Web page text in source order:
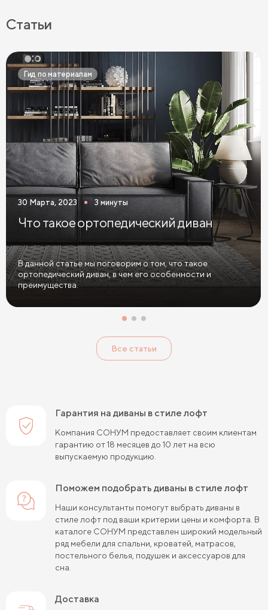
Фиолетовые диваны Оранжевые диваны
Желтые диваны Красные диваны
Диваны шириной 110 см Раскладные диваны
Диваны в скандинавском стиле Диваны в стиле лофт
Белые диваны Бежевые диваны Зеленые диваны
Голубые диваны Выдвижные диваны
Диваны Пантограф Диваны Аккордеон
Диваны в спальню Диваны с подушками
Большие диваны Диваны софа Диваны из велюра
Диваны антикоготь
Статьи
Гид по материалам
30 Марта, 2023 3 минуты
Что такое ортопедический диван
В данной статье мы поговорим о том, что такое
ортопедический диван, в чем его особенности и
преимущества.
Все статьи
Гарантия на диваны в стиле лофт
Компания СОНУМ предоставляет своим клиентам
гарантию от 18 месяцев до 10 лет на всю
выпускаемую продукцию.
Поможем подобрать диваны в стиле лофт
Наши консультанты помогут выбрать диваны в
стиле лофт под ваши критерии цены и комфорта. В
каталоге СОНУМ представлен широкий модельный
ряд мебели для спальни, кроватей, матрасов,
постельного белья, подушек и аксессуаров для
сна.
Доставка